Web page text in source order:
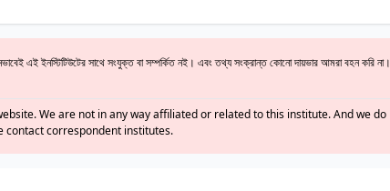
এই ইনস্টিটিউটের সাথে সংযুক্ত বা সম্পর্কিত নই। এবং তথ্য সংক্রান্ত কোনো দায়ভার আমরা বহন করি না।
We are not in any way affiliated or related to this institute. And we do
contact correspondent institutes.